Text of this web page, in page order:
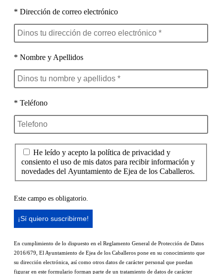
* Dirección de correo electrónico
* Nombre y Apellidos
* Teléfono
He leído y acepto la política de privacidad y
consiento el uso de mis datos para recibir información y
novedades del Ayuntamiento de Ejea de los Caballeros.
Este campo es obligatorio.
En cumplimiento de lo dispuesto en el Reglamento General de Protección de Datos
2016/679, El Ayuntamiento de Ejea de los Caballeros pone en su conocimiento que
su dirección electrónica, así como otros datos de carácter personal que puedan
figurar en este formulario forman parte de un tratamiento de datos de carácter